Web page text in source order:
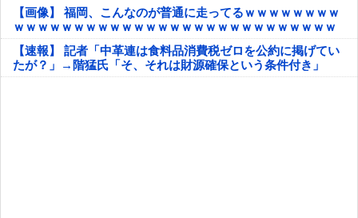
【画像】 福岡、こんなのが普通に走ってるｗｗｗｗｗｗｗｗ
ｗｗｗｗｗｗｗｗｗｗｗｗｗｗｗｗｗｗｗｗｗｗｗｗｗｗｗ
ｗｗｗｗｗ
【速報】 記者「中革連は食料品消費税ゼロを公約に掲げてい
たが？」→階猛氏「そ、それは財源確保という条件付き」